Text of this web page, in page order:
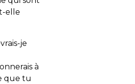
elle
je
à
que tu